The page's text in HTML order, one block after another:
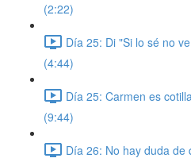
(2:22)
Día 25: Di "Si lo sé no
(4:44)
Día 25: Carmen es
(9:44)
Día 26: No hay duda